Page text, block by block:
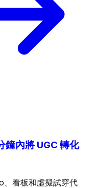
內將 UGC 轉化
看板和虛擬試穿代